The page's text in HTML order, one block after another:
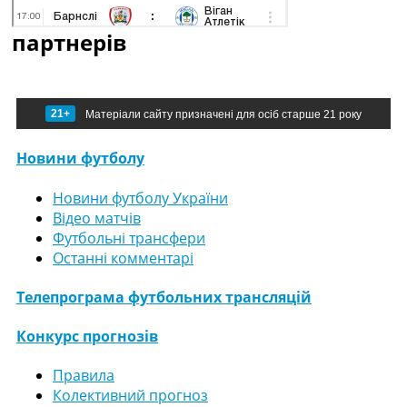
партнерів
21+ Матеріали сайту призначені для осіб старше 21 року
Новини футболу
Новини футболу України
Відео матчів
Футбольні трансфери
Останні комментарі
Телепрограма футбольних трансляцій
Конкурс прогнозів
Правила
Колективний прогноз